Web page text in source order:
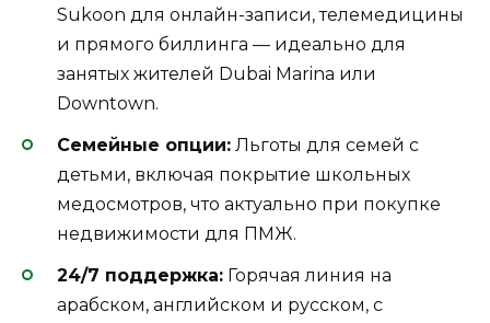
Sukoon для онлайн-записи, телемедицины
и прямого биллинга — идеально для
занятых жителей Dubai Marina или
Downtown.
Семейные опции: Льготы для семей с
детьми, включая покрытие школьных
медосмотров, что актуально при покупке
недвижимости для ПМЖ.
24/7 поддержка: Горячая линия на
арабском, английском и русском, с